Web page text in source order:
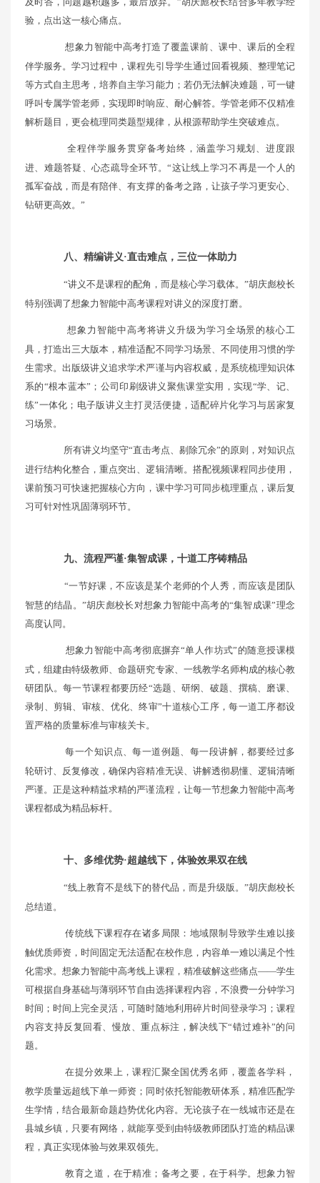
验，点出这一核心痛点。
想象力智能中高考打造了覆盖课前、课中、课后的全程
伴学服务。学习过程中，课程先引导学生通过回看视频、整理笔记
等方式自主思考，培养自主学习能力；若仍无法解决难题，可一键
呼叫专属学管老师，实现即时响应、耐心解答。学管老师不仅精准
解析题目，更会梳理同类题型规律，从根源帮助学生突破难点。
全程伴学服务贯穿备考始终，涵盖学习规划、进度跟
进、难题答疑、心态疏导全环节。“这让线上学习不再是一个人的
孤军奋战，而是有陪伴、有支撑的备考之路，让孩子学习更安心、
钻研更高效。”
八、精编讲义·直击难点，三位一体助力
“讲义不是课程的配角，而是核心学习载体。”胡庆彪校长
特别强调了想象力智能中高考课程对讲义的深度打磨。
想象力智能中高考将讲义升级为学习全场景的核心工
具，打造出三大版本，精准适配不同学习场景、不同使用习惯的学
生需求。出版级讲义追求学术严谨与内容权威，是系统梳理知识体
系的“根本蓝本”；公司印刷级讲义聚焦课堂实用，实现“学、记、
练”一体化；电子版讲义主打灵活便捷，适配碎片化学习与居家复
习场景。
所有讲义均坚守“直击考点、剔除冗余”的原则，对知识点
进行结构化整合，重点突出、逻辑清晰。搭配视频课程同步使用，
课前预习可快速把握核心方向，课中学习可同步梳理重点，课后复
习可针对性巩固薄弱环节。
九、流程严谨·集智成课，十道工序铸精品
“一节好课，不应该是某个老师的个人秀，而应该是团队
智慧的结晶。”胡庆彪校长对想象力智能中高考的“集智成课”理念
高度认同。
想象力智能中高考彻底摒弃“单人作坊式”的随意授课模
式，组建由特级教师、命题研究专家、一线教学名师构成的核心教
研团队。每一节课程都要历经“选题、研纲、破题、撰稿、磨课、
录制、剪辑、审核、优化、终审”十道核心工序，每一道工序都设
置严格的质量标准与审核关卡。
每一个知识点、每一道例题、每一段讲解，都要经过多
轮研讨、反复修改，确保内容精准无误、讲解透彻易懂、逻辑清晰
严谨。正是这种精益求精的严谨流程，让每一节想象力智能中高考
课程都成为精品标杆。
十、多维优势·超越线下，体验效果双在线
“线上教育不是线下的替代品，而是升级版。”胡庆彪校长
总结道。
传统线下课程存在诸多局限：地域限制导致学生难以接
触优质师资，时间固定无法适配在校作息，内容单一难以满足个性
化需求。想象力智能中高考线上课程，精准破解这些痛点——学生
可根据自身基础与薄弱环节自由选择课程内容，不浪费一分钟学习
时间；时间上完全灵活，可随时随地利用碎片时间登录学习；课程
内容支持反复回看、慢放、重点标注，解决线下“错过难补”的问
题。
在提分效果上，课程汇聚全国优秀名师，覆盖各学科，
教学质量远超线下单一师资；同时依托智能教研体系，精准匹配学
生学情，结合最新命题趋势优化内容。无论孩子在一线城市还是在
县城乡镇，只要有网络，就能享受到由特级教师团队打造的精品课
程，真正实现体验与效果双领先。
教育之道，在于精准；备考之要，在于科学。想象力智